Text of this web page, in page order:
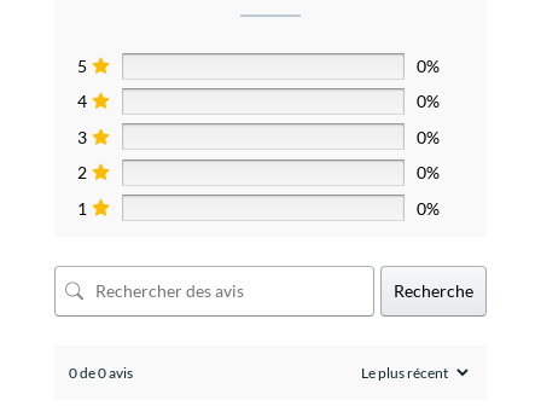
5
0%
4
0%
3
0%
2
0%
1
0%
Recherche
0 de 0 avis